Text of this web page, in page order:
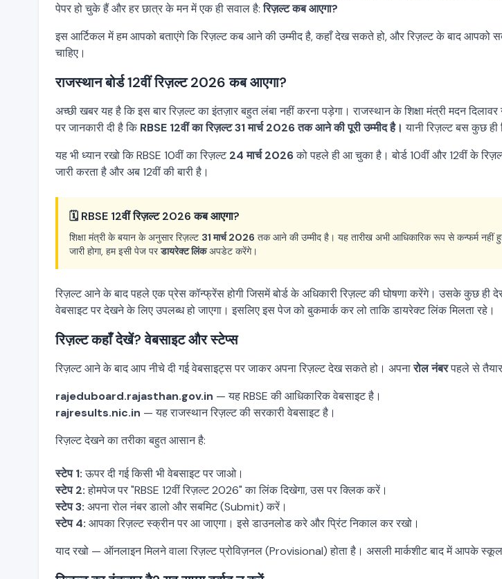
पेपर हो चुके हैं और हर छात्र के मन में एक ही सवाल है:रिज़ल्ट कब आएगा?
इस आर्टिकल में हम आपको बताएंगे कि रिज़ल्ट कब आने की उम्मीद है, कहाँ देख सकते हो, और रिज़ल्ट के बाद आपको
चाहिए।
राजस्थान बोर्ड 12वीं रिज़ल्ट 2026 कब आएगा?
अच्छी खबर यह है कि इस बार रिज़ल्ट का इंतज़ार बहुत लंबा नहीं करना पड़ेगा। राजस्थान के शिक्षा मंत्री मदन
पर जानकारी दी है कि RBSE 12वीं का रिज़ल्ट 31 मार्च 2026 तक आने की पूरी उम्मीद है। यानी रिज़ल्ट बस कुछ ही
यह भी ध्यान रखो कि RBSE 10वीं का रिज़ल्ट24 मार्च 2026को पहले ही आ चुका है। बोर्ड 10वीं और 12वीं के
जारी करता है और अब 12वीं की बारी है।
🗓️ RBSE 12वीं रिज़ल्ट 2026 कब आएगा?
शिक्षा मंत्री के बयान के अनुसार रिज़ल्ट 31 मार्च 2026 तक आने की उम्मीद है। यह तारीख अभी आधिकारिक रूप से कन्फर्म नहीं
जारी होगा, हम इसी पेज परडायरेक्ट लिंकअपडेट करेंगे।
रिज़ल्ट आने के बाद पहले एक प्रेस कॉन्फ्रेंस होगी जिसमें बोर्ड के अधिकारी रिज़ल्ट की घोषणा करेंगे। उसके कुछ ही
वेबसाइट पर देखने के लिए उपलब्ध हो जाएगा। इसलिए इस पेज को बुकमार्क कर लो ताकि डायरेक्ट लिंक मिलता रहे।
रिज़ल्ट कहाँ देखें? वेबसाइट और स्टेप्स
रिज़ल्ट आने के बाद आप नीचे दी गई वेबसाइट्स पर जाकर अपना रिज़ल्ट देख सकते हो। अपनारोल नंबरपहले से
rajeduboard.rajasthan.gov.in — यह RBSE की आधिकारिक वेबसाइट है।
rajresults.nic.in — यह राजस्थान रिज़ल्ट की सरकारी वेबसाइट है।
रिज़ल्ट देखने का तरीका बहुत आसान है:
स्टेप 1:ऊपर दी गई किसी भी वेबसाइट पर जाओ।
स्टेप 2:होमपेज पर "RBSE 12वीं रिज़ल्ट 2026" का लिंक दिखेगा, उस पर क्लिककरें ।
स्टेप 3: अपना रोल नंबर डालो और सबमिट (Submit)करें ।
स्टेप 4: आपका रिज़ल्ट स्क्रीन पर आ जाएगा। इसे डाउनलोड करे और प्रिंट निकाल कर रखो।
याद रखो — ऑनलाइन मिलने वाला रिज़ल्ट प्रोविज़नल (Provisional) होता है। असली मार्कशीट बाद में आपके